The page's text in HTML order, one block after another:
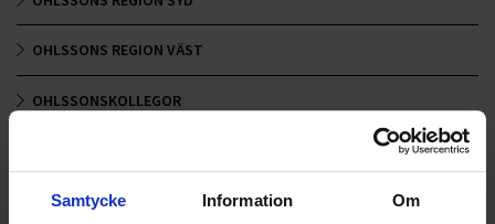
Samtycke Information Om
OHLSSONS REGION VÄST
OHLSSONSKOLLEGOR
SAMARBETEN